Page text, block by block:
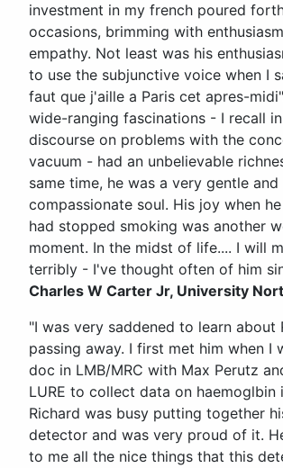
investment in my french poured
occasions, brimming with
empathy. Not least was his
to use the subjunctive voice when I
faut que j'aille a Paris cet apres-
wide-ranging fascinations - I recall
discourse on problems with the
vacuum - had an unbelievable
same time, he was a very gentle and
compassionate soul. His joy when
had stopped smoking was another
moment. In the midst of life.... I will
terribly - I've thought often of him
Charles W Carter Jr, University
"I was very saddened to learn about
passing away. I first met him when I
doc in LMB/MRC with Max Perutz
LURE to collect data on haemoglbin
Richard was busy putting together
detector and was very proud of it.
to me all the nice things that this